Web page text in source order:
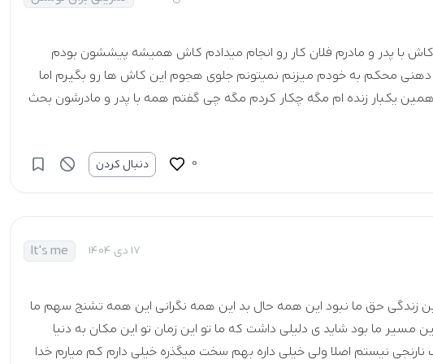
با پدر و مادرم فلان کار رو انجام میدادم کاش همیشه پیششون بودم
محکم به خودم میزنم نمیتونم جلوی هجوم این کاش ها رو بگیرم اما
یکبار زنده ام مگه چکار کردم مگه چی گفتم همه با پدر و مادرشون بحث
0 دنبال کردن
17 دی 1404 It's me
این زندگی حق ما نبود این همه حال بد این همه نگرانی این همه تشنج سهم ما
مسیر ما بود شاید ی دلیلی داشت که ما تو این زمان تو این مکان به دنیا
نارنجی نیستم اصلا ولی خیلی داره بهم سخت میگذره خیلی دارم کم میارم خدا